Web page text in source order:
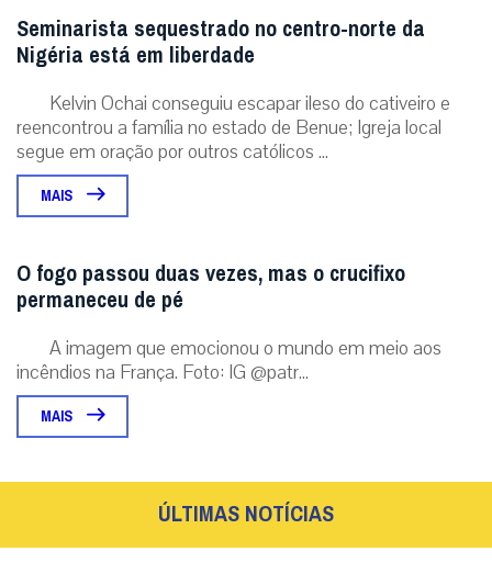
Seminarista sequestrado no centro-norte da
Nigéria está em liberdade
Kelvin Ochai conseguiu escapar ileso do cativeiro e
reencontrou a família no estado de Benue; Igreja local
segue em oração por outros católicos ...
MAIS
O fogo passou duas vezes, mas o crucifixo
permaneceu de pé
A imagem que emocionou o mundo em meio aos
incêndios na França. Foto: IG @patr...
MAIS
ÚLTIMAS NOTÍCIAS